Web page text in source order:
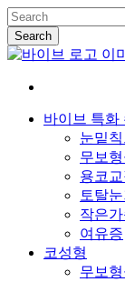
Skip
to
main
content
Search
Close
Menu
바이브 특화
눈밑
무보
용코
토탈
작은
여유증
코성형
무보